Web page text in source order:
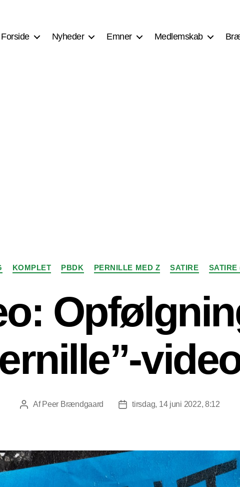
Forside Nyheder Emner Medlemskab
Kategorier
KOMPLET PBDK PERNILLE MED Z SATIRE SATIRE
Indlægsforfatter
Af Peer Brændgaard Indlægsdato
tirsdag, 14 juni 2022, 8:12